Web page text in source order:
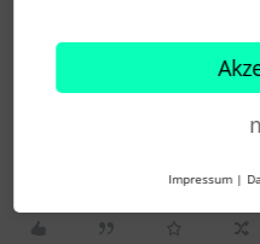
Steffi
Impressum |